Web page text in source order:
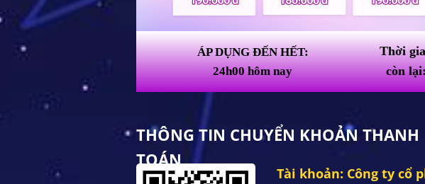
THÔNG TIN CHUYỂN KHOẢN THANH
TOÁN
ÁP DỤNG ĐẾN HẾT:
24h00 hôm nay
Thời
còn
Tài khoản: Công ty cổ